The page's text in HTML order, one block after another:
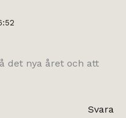
det nya året och att
Svara